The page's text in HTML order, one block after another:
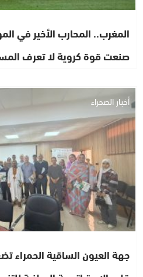
المغرب.. المحارب الأخير في
صنعت قوة كروية لا تعرف
أخبار الصحراء
جهة العيون الساقية الحمراء